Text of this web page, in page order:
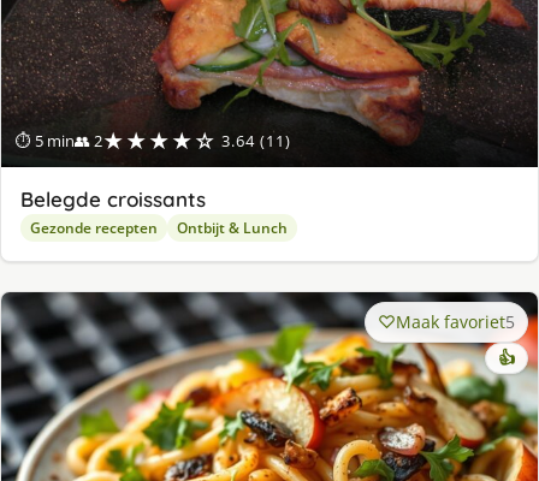
⏱ 5 min👥 2★★★★☆ 3.64 (11)
Belegde croissants
Gezonde recepten Ontbijt & Lunch
Maak favoriet5
👍